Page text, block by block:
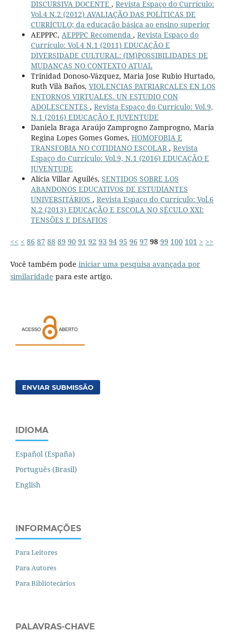
DISCURSIVA DOCENTE , Revista Espaço do Currículo:
Vol.4 N.2 (2012) AVALIAÇÃO DAS POLÍTICAS DE
CURRÍCULO; da educação básica ao ensino superior
AEPPPC, AEPPPC Recomenda , Revista Espaço do
Currículo: Vol.4 N.1 (2011) EDUCAÇÃO E
DIVERSIDADE CULTURAL: (IM)POSSIBILIDADES DE
MUDANÇAS NO CONTEXTO ATUAL
Trinidad Donoso-Vázquez, Maria Jose Rubio Hurtado,
Ruth Vilà Baños, VIOLENCIAS PATRIARCALES EN LOS
ENTORNOS VIRTUALES. UN ESTUDIO CON
ADOLESCENTES , Revista Espaço do Currículo: Vol.9,
N.1 (2016) EDUCAÇÃO E JUVENTUDE
Daniela Braga Araújo Zamprogno Zamprogno, Maria
Regina Lopes Gomes Gomes, HOMOFOBIA E
TRANSFOBIA NO COTIDIANO ESCOLAR , Revista
Espaço do Currículo: Vol.9, N.1 (2016) EDUCAÇÃO E
JUVENTUDE
Alícia Villar Aguilés, SENTIDOS SOBRE LOS
ABANDONOS EDUCATIVOS DE ESTUDIANTES
UNIVERSITÁRIOS , Revista Espaço do Currículo: Vol.6
N.2 (2013) EDUCAÇÃO E ESCOLA NO SÉCULO XXI:
TENSÕES E DESAFIOS
<< < 86 87 88 89 90 91 92 93 94 95 96 97 98 99 100 101 > >>
Você também pode iniciar uma pesquisa avançada por
similaridade para este artigo.
ENVIAR SUBMISSÃO
IDIOMA
Español (España)
Português (Brasil)
English
INFORMAÇÕES
Para Leitores
Para Autores
Para Bibliotecários
PALAVRAS-CHAVE